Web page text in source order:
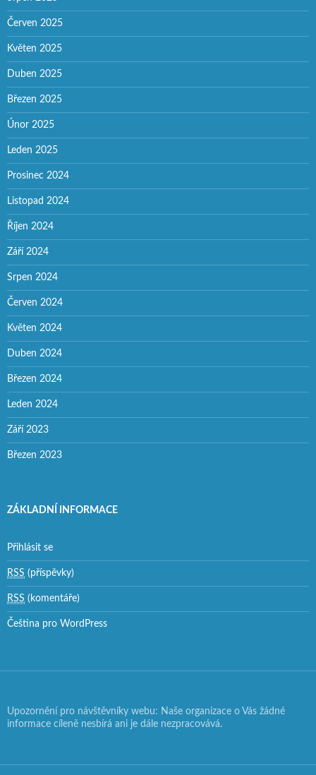
Červen 2025
Květen 2025
Duben 2025
Březen 2025
Únor 2025
Leden 2025
Prosinec 2024
Listopad 2024
Říjen 2024
Září 2024
Srpen 2024
Červen 2024
Květen 2024
Duben 2024
Březen 2024
Leden 2024
Září 2023
Březen 2023
ZÁKLADNÍ INFORMACE
Přihlásit se
RSS (příspěvky)
RSS (komentáře)
Čeština pro WordPress
Upozornění pro návštěvníky webu: Naše organizace o Vás žádné
informace cíleně nesbírá ani je dále nezpracovává.